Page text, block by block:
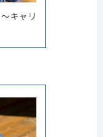
キャリ